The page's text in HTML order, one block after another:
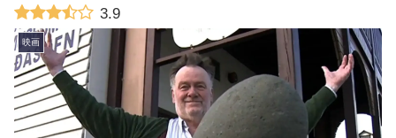
3.9
映画